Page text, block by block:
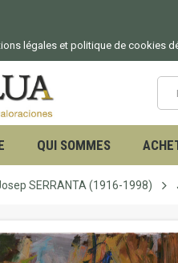
légales et politique de cookies
QUI SOMMES
SERRANTA (1916-1998)